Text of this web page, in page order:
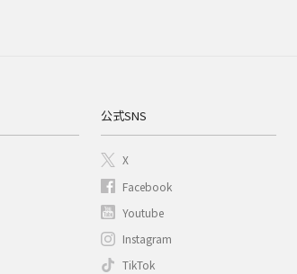
公式SNS
X
Facebook
Youtube
Instagram
TikTok